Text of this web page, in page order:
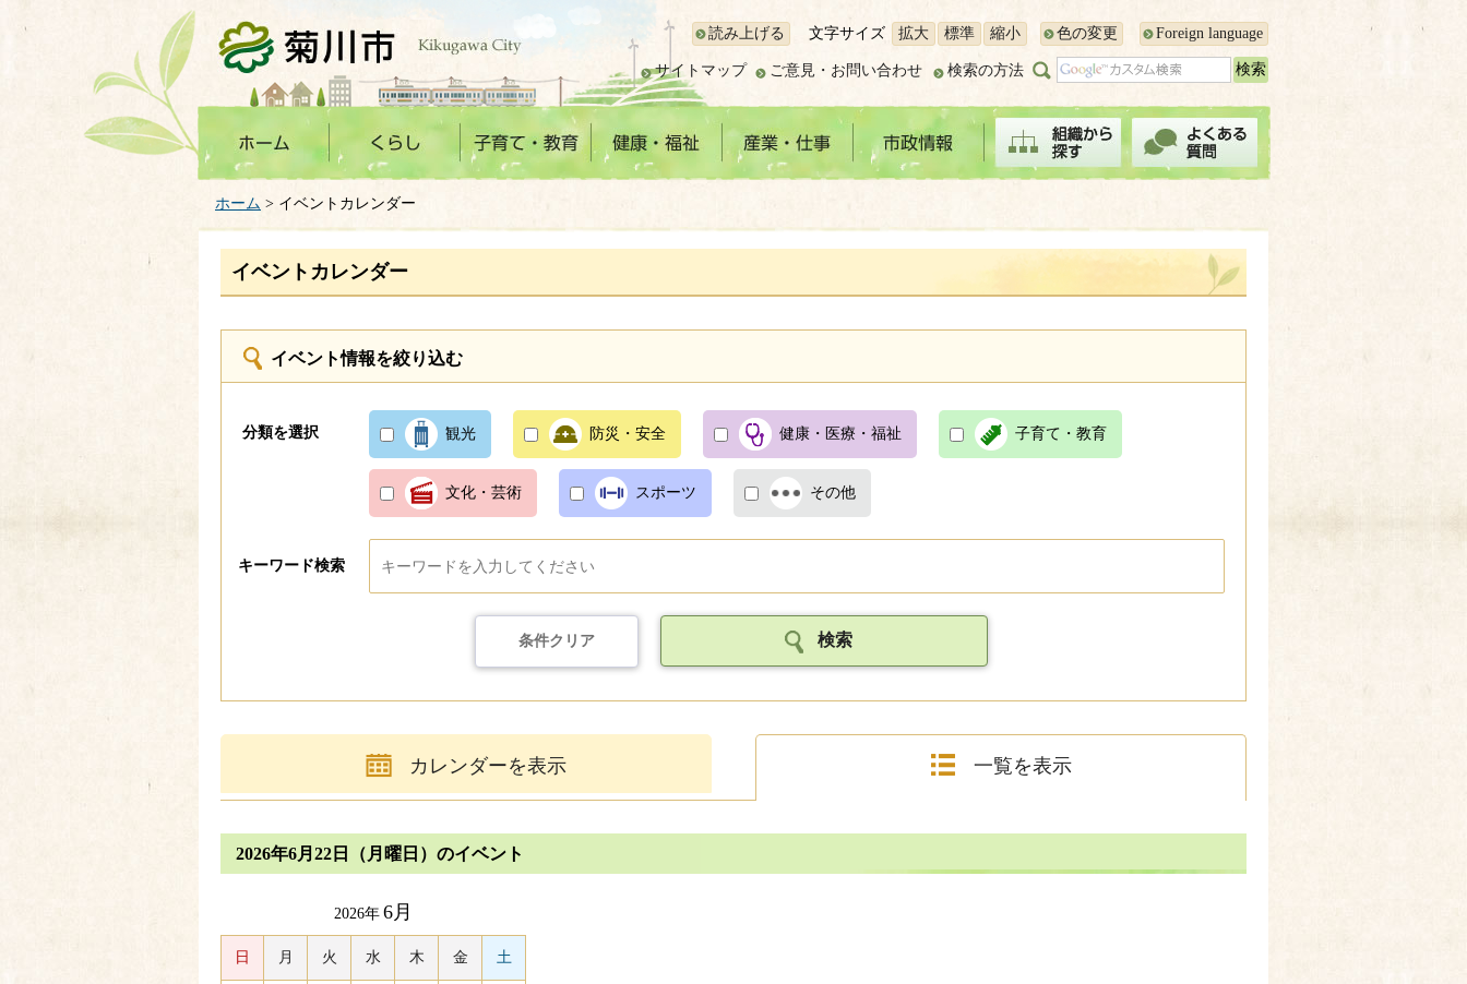
菊川市 読み上げる 文字サイズ 拡大 標準 縮小 色の変更 Foreign language
サイトマップ ご意見・お問い合わせ 検索の方法
ホーム > イベントカレンダー
イベントカレンダー
イベント情報を絞り込む
分類を選択 観光 防災・安全 健康・医療・福祉 子育て・教育
文化・芸術 スポーツ その他
キーワード検索
条件クリア
カレンダーを表示 一覧を表示
2026年6月22日（月曜日）のイベント
2026年 6月
日 月 火 水 木 金 土